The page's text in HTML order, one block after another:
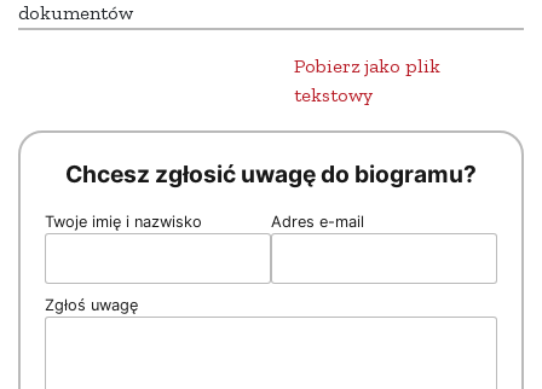
dokumentów
Pobierz jako plik
tekstowy
Chcesz zgłosić uwagę do biogramu?
Twoje imię i nazwisko Adres e-mail
Zgłoś uwagę